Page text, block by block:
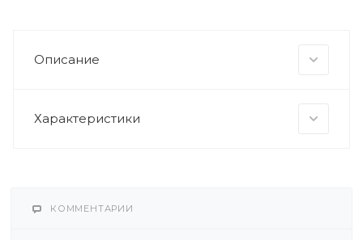
Описание
Характеристики
КОММЕНТАРИИ